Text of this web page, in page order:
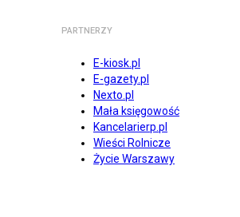
PARTNERZY
E-kiosk.pl
E-gazety.pl
Nexto.pl
Mała księgowość
Kancelarierp.pl
Wieści Rolnicze
Życie Warszawy